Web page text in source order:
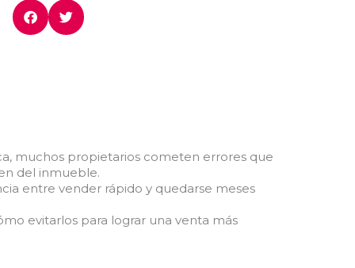
muchos propietarios cometen errores que
del inmueble.
entre vender rápido y quedarse meses
evitarlos para lograr una venta más